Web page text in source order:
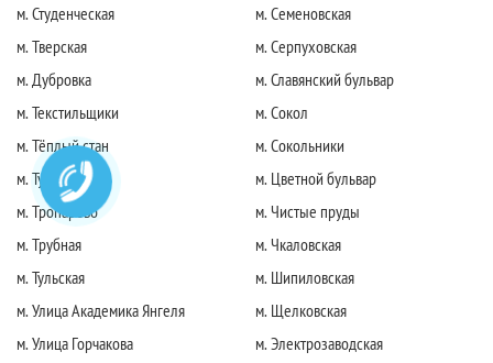
м. Студенческая
м. Тверская
м. Дубровка
м. Текстильщики
м. Тёплый стан
м. Тушинская
м. Тропарево
м. Трубная
м. Тульская
м. Улица Академика Янгеля
м. Улица Горчакова
м. Семеновская
м. Серпуховская
м. Славянский бульвар
м. Сокол
м. Сокольники
м. Цветной бульвар
м. Чистые пруды
м. Чкаловская
м. Шипиловская
м. Щелковская
м. Электрозаводская